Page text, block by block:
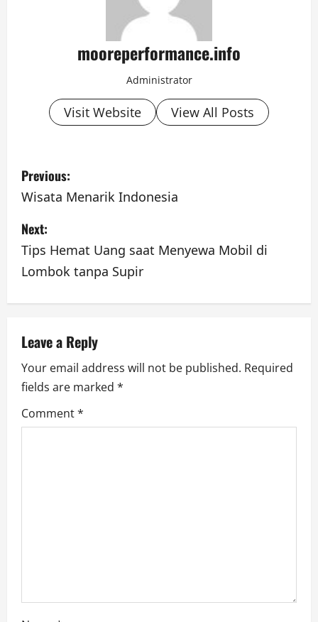
mooreperformance.info
Administrator
Visit Website View All Posts
P
o
s
t
n
v
i
g
a
Previous:
Wisata Menarik Indonesia
Next:
Tips Hemat Uang saat Menyewa Mobil di
Lombok tanpa Supir
Leave a Reply
Your email address will not be published. Required
fields are marked *
Comment*